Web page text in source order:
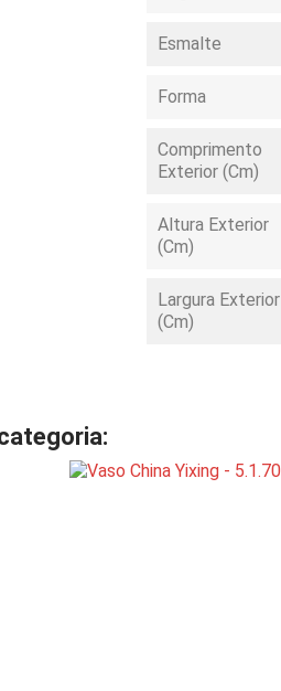
Esmalte
Forma
Comprimento
Exterior (cm)
Altura Exterior
(cm)
Largura Exterior
(cm)